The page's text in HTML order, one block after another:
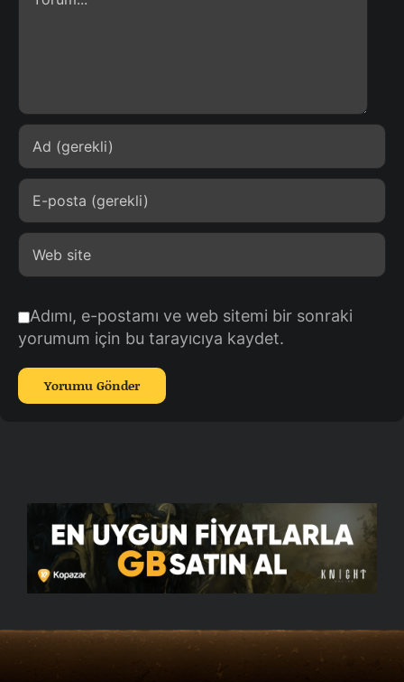
Adımı, e-postamı ve web sitemi bir sonraki
yorumum için bu tarayıcıya kaydet.